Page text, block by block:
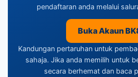
pendaftaran anda melalui
Buka Akaun
Kandungan pertaruhan untuk
sahaja. Jika anda memilih untuk
secara berhemat dan baca